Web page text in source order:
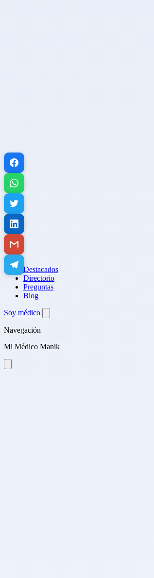
Destacados
Directorio
Preguntas
Blog
Soy médico
Navegación
Mi Médico Manik